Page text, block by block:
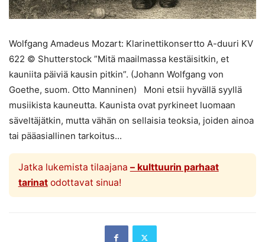
Wolfgang Amadeus Mozart: Klarinettikonsertto A-duuri KV
622 © Shutterstock ”Mitä maailmassa kestäisitkin, et
kauniita päiviä kausin pitkin”. (Johann Wolfgang von
Goethe, suom. Otto Manninen) Moni etsii hyvällä syyllä
musiikista kauneutta. Kaunista ovat pyrkineet luomaan
säveltäjätkin, mutta vähän on sellaisia teoksia, joiden ainoa
tai pääasiallinen tarkoitus...
Jatka lukemista tilaajana – kulttuurin parhaat
tarinatodottavat sinua!